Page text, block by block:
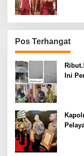
Pos Terhangat
Ini